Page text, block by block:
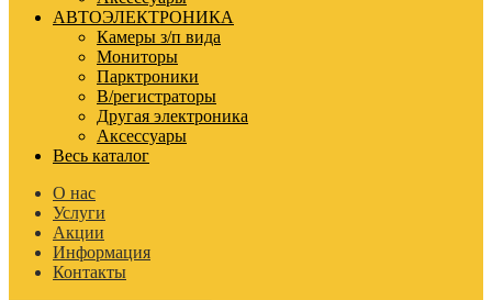
АВТОЭЛЕКТРОНИКА
Камеры з/п вида
Мониторы
Парктроники
В/регистраторы
Другая электроника
Аксессуары
Весь каталог
О нас
Услуги
Акции
Информация
Контакты